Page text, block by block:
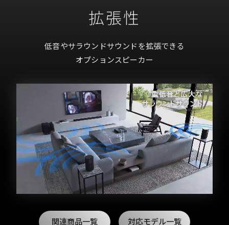
拡張性
低音やサラウンドサウンドを拡張できる
オプションスピーカー
関連商品一覧 対応モデル一覧